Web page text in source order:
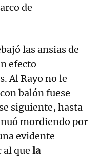
de
las ansias de
efecto
Al Rayo no le
balón fuese
siguiente, hasta
mordiendo por
evidente
que la